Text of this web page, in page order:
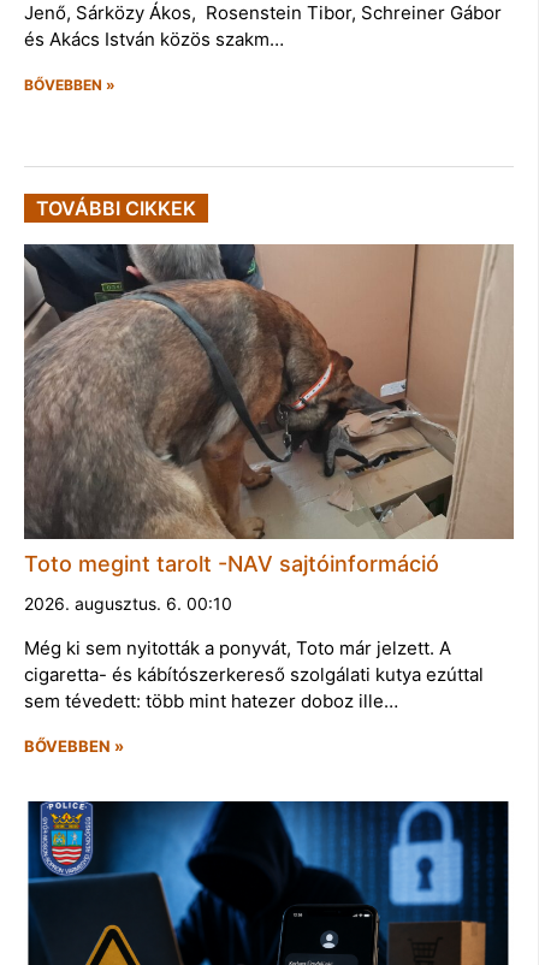
Jenő, Sárközy Ákos, Rosenstein Tibor, Schreiner Gábor
és Akács István közös szakm…
BŐVEBBEN »
TOVÁBBI CIKKEK
Toto megint tarolt -NAV sajtóinformáció
2026. augusztus. 6. 00:10
Még ki sem nyitották a ponyvát, Toto már jelzett. A
cigaretta- és kábítószerkereső szolgálati kutya ezúttal
sem tévedett: több mint hatezer doboz ille…
BŐVEBBEN »